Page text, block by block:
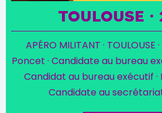
TOULOUSE
APÉRO MILITANT ·
Poncet · Candidate au bureau
Candidat au bureau exécutif ·
Candidate au secrétariat